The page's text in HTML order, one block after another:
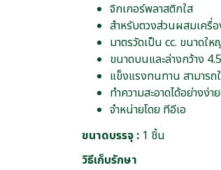
จิกเกอร์พลาสติกใส
สำหรับตวงส่วนผสมเครื่
มาตรวัดเป็น cc. ขนาดใ
ขนาดบนและล่างกว้าง
แข็งแรงทนทาน สามารถ
ทำความสะอาดได้อย่างง่า
จำหน่ายโดย ทีอีเอ
ขนาดบรรจุ : 1 ชิ้น
วิธีเก็บรักษา